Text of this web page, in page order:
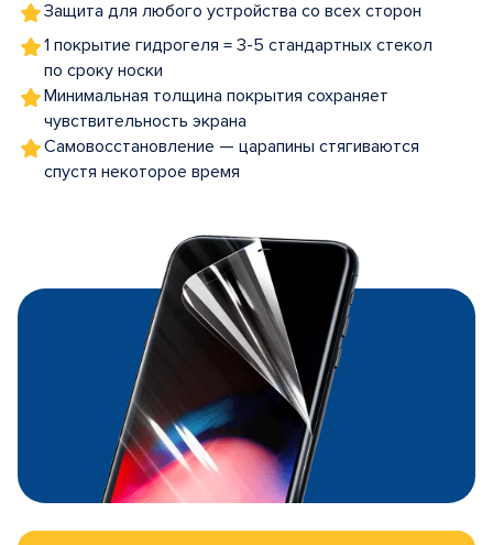
Защита для любого устройства со всех сторон
1 покрытие гидрогеля = 3-5 стандартных стекол
по сроку носки
Минимальная толщина покрытия сохраняет
чувствительность экрана
Самовосстановление — царапины стягиваются
спустя некоторое время